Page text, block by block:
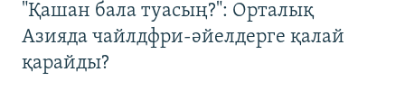
"Қашан бала туасың?": Орталық
Азияда чайлдфри-әйелдерге қалай
қарайды?